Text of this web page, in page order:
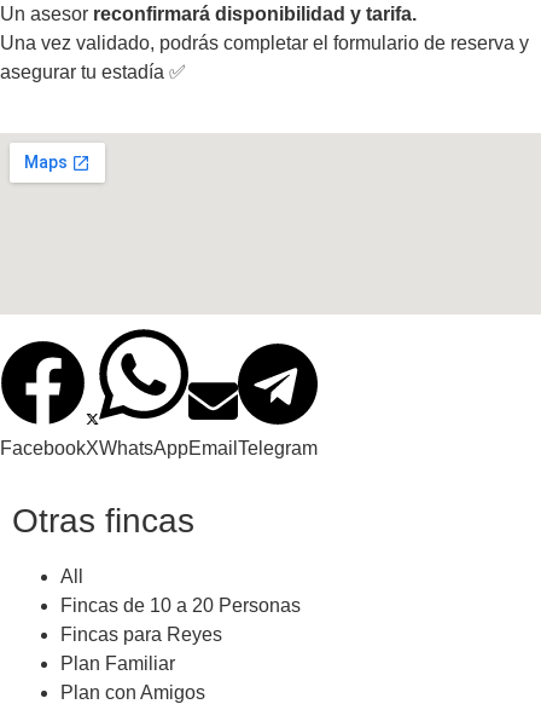
Un asesor reconfirmará disponibilidad y tarifa.
Una vez validado, podrás completar el formulario de reserva y
asegurar tu estadía ✅
FacebookXWhatsAppEmail Telegram
Otras fincas
All
Fincas de 10 a 20 Personas
Fincas para Reyes
Plan Familiar
Plan con Amigos